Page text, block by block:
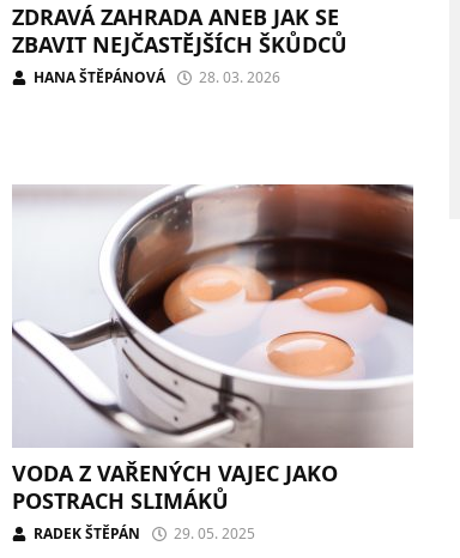
ZDRAVÁ ZAHRADA ANEB JAK SE
ZBAVIT NEJČASTĚJŠÍCH ŠKŮDCŮ
HANA ŠTĚPÁNOVÁ 28. 03. 2026
VODA Z VAŘENÝCH VAJEC JAKO
POSTRACH SLIMÁKŮ
RADEK ŠTĚPÁN 29. 05. 2025